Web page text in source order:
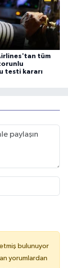
tüm
testi kararı
bulunuyor
yorumlardan